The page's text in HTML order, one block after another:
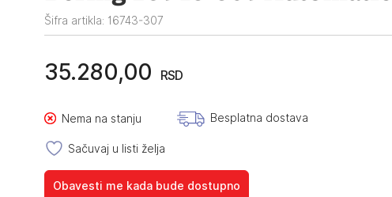
Šifra artikla: 16743-307
35.280,00 RSD
Nema na stanju Besplatna dostava
Sačuvaj u listi želja
Obavesti me kada bude dostupno